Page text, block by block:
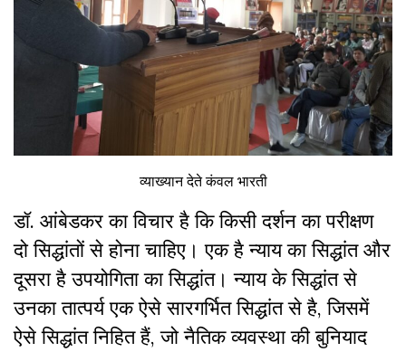
व्याख्यान देते कंवल भारती
डॉ. आंबेडकर का विचार है कि किसी दर्शन का परीक्षण
दो सिद्धांतों से होना चाहिए। एक है न्याय का सिद्धांत और
दूसरा है उपयोगिता का सिद्धांत। न्याय के सिद्धांत से
उनका तात्पर्य एक ऐसे सारगर्भित सिद्धांत से है, जिसमें
ऐसे सिद्धांत निहित हैं, जो नैतिक व्यवस्था की बुनियाद